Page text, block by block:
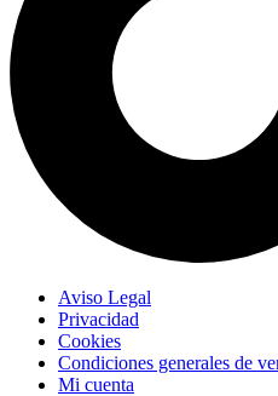
Aviso Legal
Privacidad
Cookies
Condiciones generales de
Mi cuenta